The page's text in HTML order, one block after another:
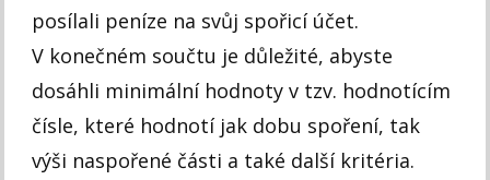
posílali peníze na svůj spořicí účet.
V konečném součtu je důležité, abyste
dosáhli minimální hodnoty v tzv. hodnotícím
čísle, které hodnotí jak dobu spoření, tak
výši naspořené části a také další kritéria.